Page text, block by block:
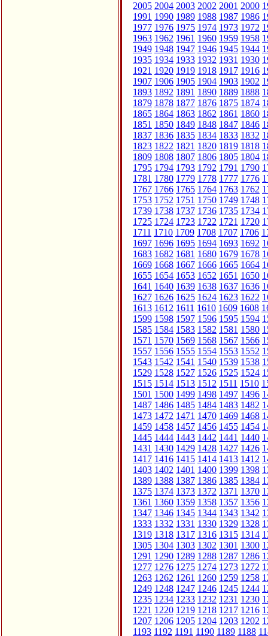
2005 2004 2003 2002 2001 2000
1991 1990 1989 1988 1987 1986
1977 1976 1975 1974 1973 1972
1963 1962 1961 1960 1959 1958
1949 1948 1947 1946 1945 1944
1935 1934 1933 1932 1931 1930
1921 1920 1919 1918 1917 1916
1907 1906 1905 1904 1903 1902
1893 1892 1891 1890 1889 1888
1879 1878 1877 1876 1875 1874
1865 1864 1863 1862 1861 1860
1851 1850 1849 1848 1847 1846
1837 1836 1835 1834 1833 1832
1823 1822 1821 1820 1819 1818
1809 1808 1807 1806 1805 1804
1795 1794 1793 1792 1791 1790
1781 1780 1779 1778 1777 1776
1767 1766 1765 1764 1763 1762
1753 1752 1751 1750 1749 1748
1739 1738 1737 1736 1735 1734
1725 1724 1723 1722 1721 1720
1711 1710 1709 1708 1707 1706
1697 1696 1695 1694 1693 1692
1683 1682 1681 1680 1679 1678
1669 1668 1667 1666 1665 1664
1655 1654 1653 1652 1651 1650
1641 1640 1639 1638 1637 1636
1627 1626 1625 1624 1623 1622
1613 1612 1611 1610 1609 1608
1599 1598 1597 1596 1595 1594
1585 1584 1583 1582 1581 1580
1571 1570 1569 1568 1567 1566
1557 1556 1555 1554 1553 1552
1543 1542 1541 1540 1539 1538
1529 1528 1527 1526 1525 1524
1515 1514 1513 1512 1511 1510
1501 1500 1499 1498 1497 1496
1487 1486 1485 1484 1483 1482
1473 1472 1471 1470 1469 1468
1459 1458 1457 1456 1455 1454
1445 1444 1443 1442 1441 1440
1431 1430 1429 1428 1427 1426
1417 1416 1415 1414 1413 1412
1403 1402 1401 1400 1399 1398
1389 1388 1387 1386 1385 1384
1375 1374 1373 1372 1371 1370
1361 1360 1359 1358 1357 1356
1347 1346 1345 1344 1343 1342
1333 1332 1331 1330 1329 1328
1319 1318 1317 1316 1315 1314
1305 1304 1303 1302 1301 1300
1291 1290 1289 1288 1287 1286
1277 1276 1275 1274 1273 1272
1263 1262 1261 1260 1259 1258
1249 1248 1247 1246 1245 1244
1235 1234 1233 1232 1231 1230
1221 1220 1219 1218 1217 1216
1207 1206 1205 1204 1203 1202
1193 1192 1191 1190 1189 1188